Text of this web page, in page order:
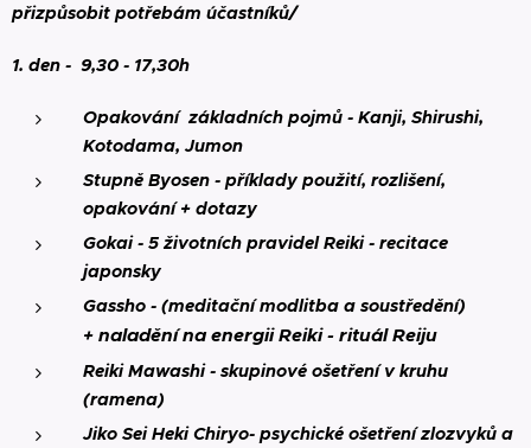
přizpůsobit potřebám účastníků/
1. den - 9,30 - 17,30h
Opakování základních pojmů - Kanji, Shirushi,
Kotodama, Jumon
Stupně Byosen - příklady použití, rozlišení,
opakování + dotazy
Gokai - 5 životních pravidel Reiki - recitace
japonsky
Gassho - (meditační modlitba a soustředění)
+ naladění na energii Reiki - rituálReiju
Reiki Mawashi - skupinové ošetření v kruhu
(ramena)
Jiko Sei Heki Chiryo- psychické ošetření zlozvyků a